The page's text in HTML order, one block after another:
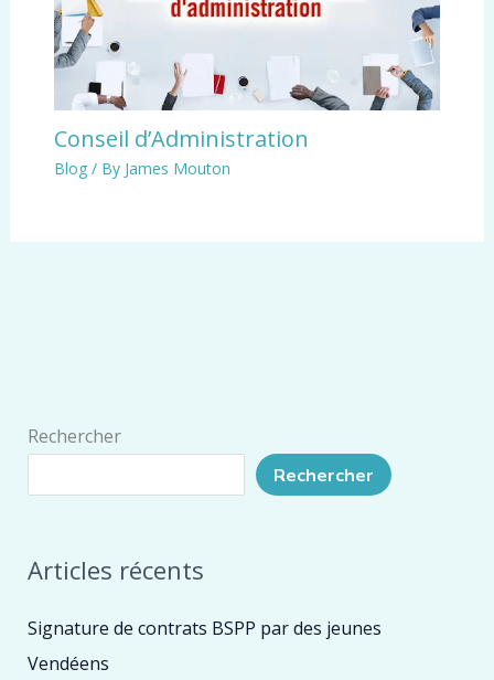
Conseil d’Administration
Blog/ By James Mouton
Rechercher
Rechercher
Articles récents
Signature de contrats BSPP par des jeunes
Vendéens